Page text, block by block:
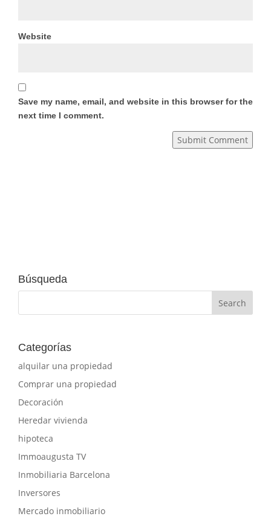
Website
Save my name, email, and website in this browser for the
next time I comment.
Submit Comment
Búsqueda
Categorías
alquilar una propiedad
Comprar una propiedad
Decoración
Heredar vivienda
hipoteca
Immoaugusta TV
Inmobiliaria Barcelona
Inversores
Mercado inmobiliario